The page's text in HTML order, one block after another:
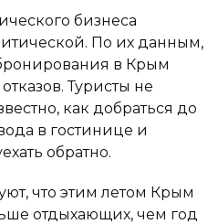
бизнеса
По их данным,
в Крым
Туристы не
как добраться до
в гостинице и
обратно.
что этим летом Крым
отдыхающих, чем год